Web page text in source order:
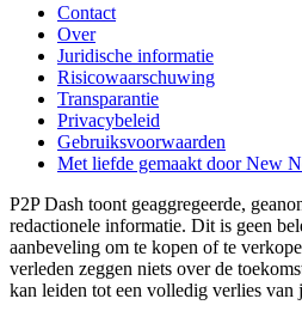
Contact
Over
Juridische informatie
Risicowaarschuwing
Transparantie
Privacybeleid
Gebruiksvoorwaarden
Met liefde gemaakt door New
P2P Dash toont geaggregeerde,
redactionele informatie. Dit is geen
aanbeveling om te kopen of te
verleden zeggen niets over de
kan leiden tot een volledig verlies van